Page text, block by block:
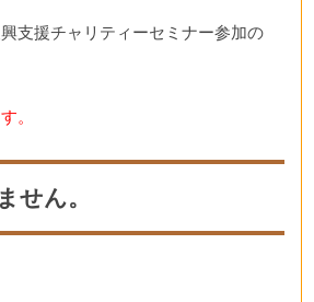
支援チャリティーセミナー参加の
。
せん。